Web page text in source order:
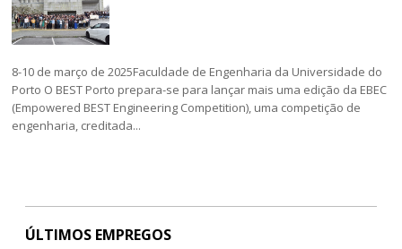
8-10 de março de 2025Faculdade de Engenharia da Universidade do
Porto O BEST Porto prepara-se para lançar mais uma edição da EBEC
(Empowered BEST Engineering Competition), uma competição de
engenharia, creditada...
ÚLTIMOS EMPREGOS